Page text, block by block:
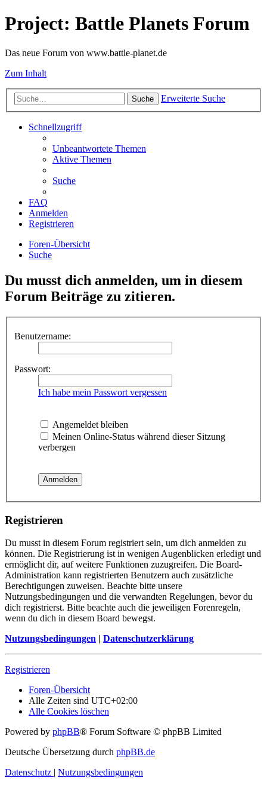
Project: Battle Planets Forum
Das neue Forum von www.battle-planet.de
Zum Inhalt
Suche Erweiterte Suche
Schnellzugriff
Unbeantwortete Themen
Aktive Themen
Suche
FAQ
Anmelden
Registrieren
Foren-Übersicht
Suche
Du musst dich anmelden, um in diesem
Forum Beiträge zu zitieren.
Benutzername:
Passwort:
Ich habe mein Passwort vergessen
Angemeldet bleiben
Meinen Online-Status während dieser Sitzung
verbergen
Registrieren
Du musst in diesem Forum registriert sein, um dich anmelden zu
können. Die Registrierung ist in wenigen Augenblicken erledigt und
ermöglicht dir, auf weitere Funktionen zuzugreifen. Die Board-
Administration kann registrierten Benutzern auch zusätzliche
Berechtigungen zuweisen. Beachte bitte unsere
Nutzungsbedingungen und die verwandten Regelungen, bevor du
dich registrierst. Bitte beachte auch die jeweiligen Forenregeln,
wenn du dich in diesem Board bewegst.
Nutzungsbedingungen | Datenschutzerklärung
Registrieren
Foren-Übersicht
Alle Zeiten sind UTC+02:00
Alle Cookies löschen
Powered by phpBB® Forum Software © phpBB Limited
Deutsche Übersetzung durch phpBB.de
Datenschutz | Nutzungsbedingungen